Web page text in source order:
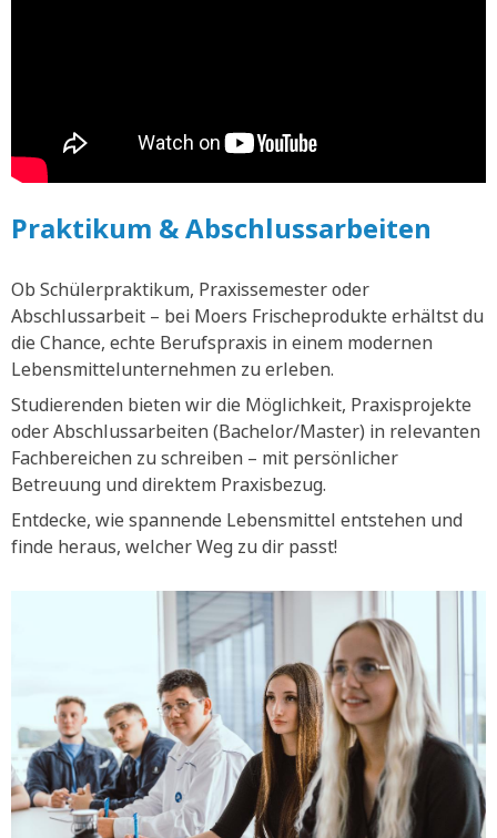
Praktikum & Abschlussarbeiten
Ob Schülerpraktikum, Praxissemester oder
Abschlussarbeit – bei Moers Frischeprodukte erhältst du
die Chance, echte Berufspraxis in einem modernen
Lebensmittelunternehmen zu erleben.
Studierenden bieten wir die Möglichkeit, Praxisprojekte
oder Abschlussarbeiten (Bachelor/Master) in relevanten
Fachbereichen zu schreiben – mit persönlicher
Betreuung und direktem Praxisbezug.
Entdecke, wie spannende Lebensmittel entstehen und
finde heraus, welcher Weg zu dir passt!